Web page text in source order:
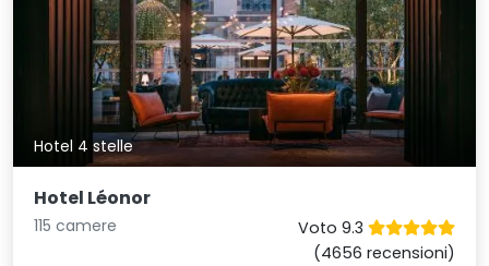
Hotel 4 stelle
Hotel Léonor
115 camere
Voto 9.3
(4656 recensioni)